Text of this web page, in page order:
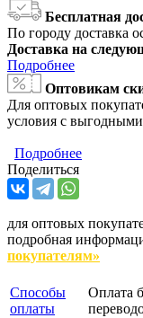
Бесплатная
По городу доставка
Доставка на
Подробнее
Оптовикам
Для оптовых
условия с
Подробнее
Поделиться
для оптовых
подробная
покупателям»
Способы
оплаты
Оплата